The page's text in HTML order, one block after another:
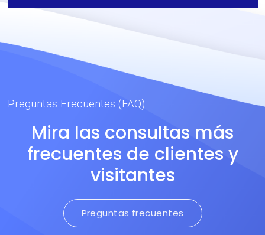
Preguntas Frecuentes (FAQ)
Mira las consultas más
frecuentes de clientes y
visitantes
Preguntas frecuentes